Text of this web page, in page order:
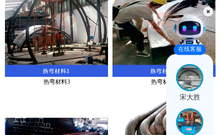
热弯材料3 热弯材料2
在线客服
宋大胜